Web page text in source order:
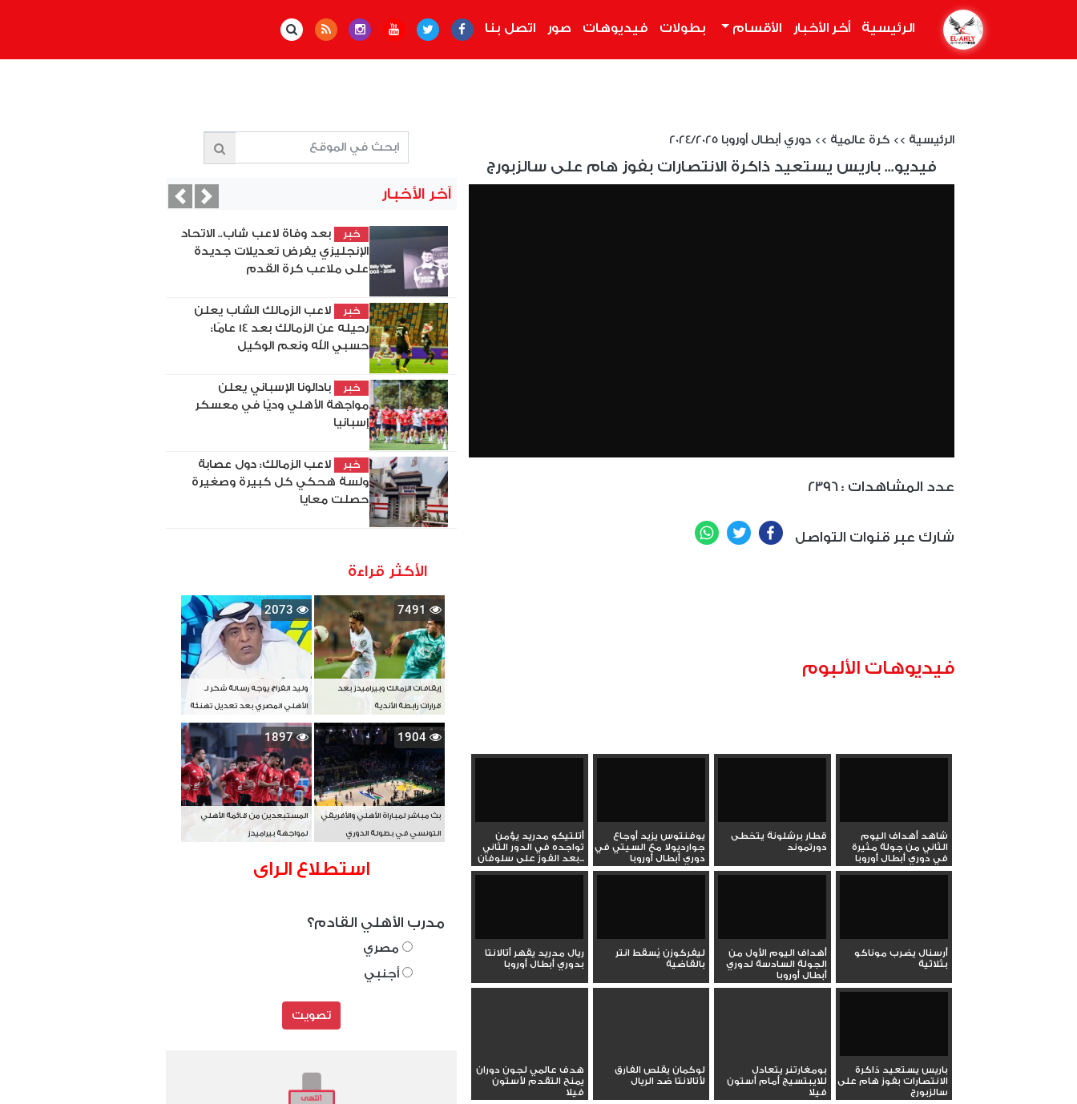
الرئيسية أخر الأخبار الأقسام بطولات فيديوهات صور اتصل بنا
الرئيسية >> كرة عالمية >> دوري أبطال أوروبا 2024/2025
فيديو... باريس يستعيد ذاكرة الانتصارات بفوز هام على سالزبورج
2396 : عدد المشاهدات
شارك عبر قنوات التواصل Facebook
Twitter
WhatsApp
فيديوهات الألبوم
شاهد أهداف اليوم
الثاني من جولة مثيرة
في دوري أبطال أوروبا
قطار برشلونة يتخطى
دورتموند
يوفنتوس يزيد أوجاع
جوارديولا مع السيتي في
دوري أبطال أوروبا
أتلتيكو مدريد يؤمن
تواجده في الدور الثاني
بعد الفوز على سلوفان...
أرسنال يضرب موناكو
بثلاثية
أهداف اليوم الأول من
الجولة السادسة لدوري
أبطال أوروبا
ليفركوزن يُسقط انتر
بالقاضية
ريال مدريد يقهر أتالانتا
بدوري أبطال أوروبا
باريس يستعيد ذاكرة
الانتصارات بفوز هام على
سالزبورج
بومغارتنر يتعادل
للايبتسيج أمام أستون
فيلا
لوكمان يقلص الفارق
لأتالانتا ضد الريال
هدف عالمي لجون دوران
يمنح التقدم لأستون
فيلا
آخر الأخبار
خبر
بعد وفاة لاعب شاب.. الاتحاد
الإنجليزي يفرض تعديلات جديدة
على ملاعب كرة القدم
خبر
لاعب الزمالك الشاب يعلن
رحيله عن الزمالك بعد 14 عامًا:
حسبي الله ونعم الوكيل
خبر
بادالونا الإسباني يعلن
مواجهة الأهلي وديًا في معسكر
إسبانيا
خبر
لاعب الزمالك: دول عصابة
ولسة هحكي كل كبيرة وصغيرة
حصلت معايا
PreviousNext
الأكثر قراءة
7491
إيقافات الزمالك وبيراميدز بعد
قرارات رابطة الأندية
2073
وليد الفراج يوجه رسالة شكر لـ
الأهلي المصري بعد تعديل تهنئة
بطل آسيا
1904
بث مباشر لمباراة الأهلي والأفريقي
التونسي في بطولة الدوري
1897
المستبعدين من قائمة الأهلي
لمواجهة بيراميدز
استطلاع الراى
مدرب الأهلي القادم؟
مصري
أجنبي
تصويت